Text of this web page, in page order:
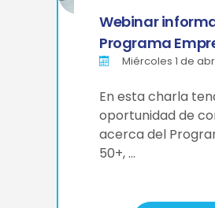
Webinar
Programa
Miércoles 1 de
En esta charla
oportunidad de
acerca del
50+, …